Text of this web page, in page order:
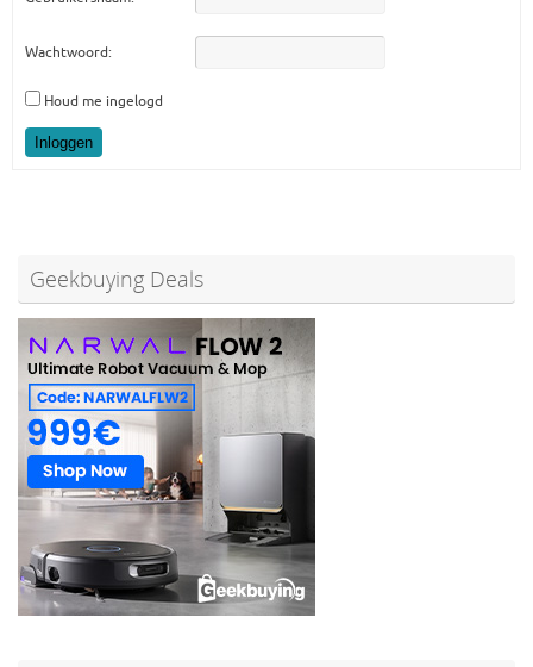
Wachtwoord:
Houd me ingelogd
Inloggen
Geekbuying Deals